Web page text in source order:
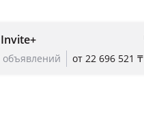
Invite+
от 22 696 521 ₸
объявлений